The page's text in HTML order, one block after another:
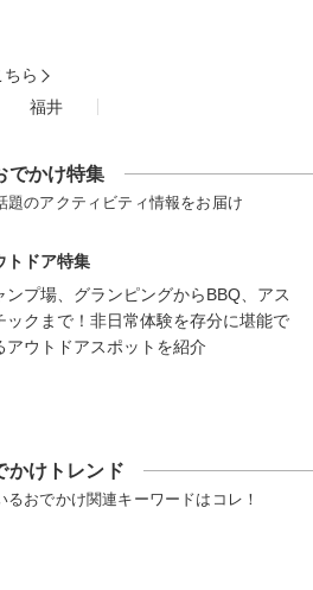
ら
福井
でかけ特集
題のアクティビティ情報をお届け
トドア特集
ンプ場、グランピングからBBQ、アス
ックまで！非日常体験を存分に堪能で
アウトドアスポットを紹介
かけトレンド
おでかけ関連キーワードはコレ！